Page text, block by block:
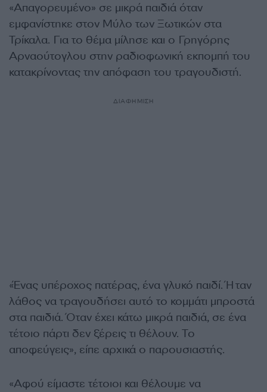
«Απαγορευμένο» σε μικρά παιδιά όταν
εμφανίστηκε στον Μύλο των Ξωτικών στα
Τρίκαλα. Για το θέμα μίλησε και ο Γρηγόρης
Αρναούτογλου στην ραδιοφωνική εκπομπή του
κατακρίνοντας την απόφαση του τραγουδιστή.
ΔΙΑΦΗΜΙΣΗ
«Ένας υπέροχος πατέρας, ένα γλυκό παιδί. Ήταν
λάθος να τραγουδήσει αυτό το κομμάτι μπροστά
στα παιδιά. Όταν έχει κάτω μικρά παιδιά, σε ένα
τέτοιο πάρτι δεν ξέρεις τι θέλουν. Το
αποφεύγεις», είπε αρχικά ο παρουσιαστής.
«Αφού είμαστε τέτοιοι και θέλουμε να